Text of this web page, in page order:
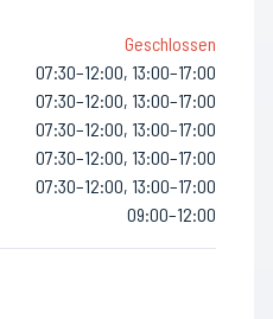
Geschlossen
07:30–12:00, 13:00–17:00
07:30–12:00, 13:00–17:00
07:30–12:00, 13:00–17:00
07:30–12:00, 13:00–17:00
07:30–12:00, 13:00–17:00
09:00–12:00